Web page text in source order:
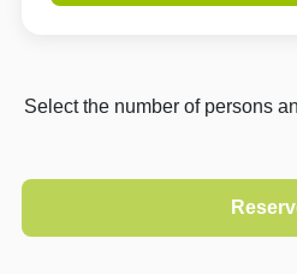
Select the number of persons